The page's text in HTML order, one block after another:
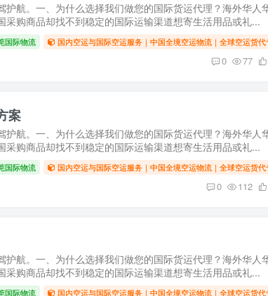
航。一、为什么选择我们做您的国际货运代理？海外华人
购商品却找不到稳定的国际运输渠道想寄生活用品或礼...
国际物流 国内空运与国际空运服务｜中国全境空运物流｜全球空运货代
0 77
案
航。一、为什么选择我们做您的国际货运代理？海外华人
购商品却找不到稳定的国际运输渠道想寄生活用品或礼...
国际物流 国内空运与国际空运服务｜中国全境空运物流｜全球空运货代
0 112
航。一、为什么选择我们做您的国际货运代理？海外华人
购商品却找不到稳定的国际运输渠道想寄生活用品或礼...
国际物流 国内空运与国际空运服务｜中国全境空运物流｜全球空运货代